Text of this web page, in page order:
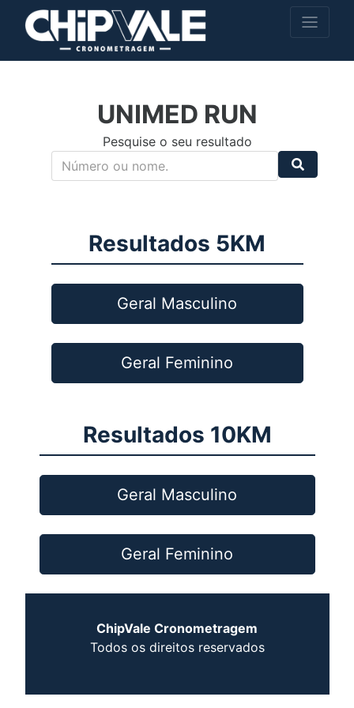
UNIMED RUN
Pesquise o seu resultado
Resultados 5KM
Geral Masculino
Geral Feminino
Resultados 10KM
Geral Masculino
Geral Feminino
ChipVale Cronometragem
Todos os direitos reservados